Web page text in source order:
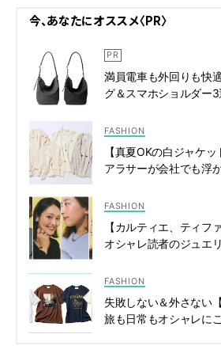
今、あなたにオススメ〈PR〉
満員電車も外回りも快
グ＆スマホショルダー3
FASHION
【真夏OKの白ジャケ
アラサーが会社でも浮
FASHION
【カルティエ、ティフ
オシャレ読者のジュエ
FASHION
失敗しない＆外さない
旅も日常もオシャレに